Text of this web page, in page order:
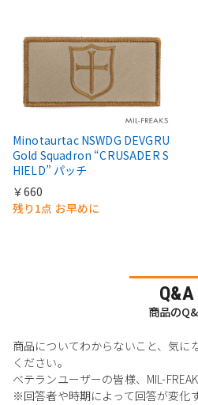
Minotaurtac NSWDG DEVGRU
Gold Squadron “CRUSADER S
HIELD” パッチ
￥660
残り1点 お早めに
Q&A
商品の
商品についてわからないこと、気に
ください。
ベテランユーザーの皆様、MIL-
※回答者や時期によって回答が変化